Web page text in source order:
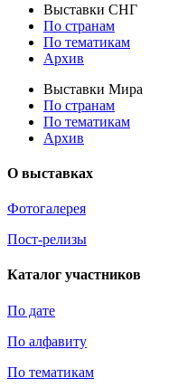
Выставки СНГ
По странам
По тематикам
Архив
Выставки Мира
По странам
По тематикам
Архив
О выставках
Фотогалерея
Пост-релизы
Каталог участников
По дате
По алфавиту
По тематикам